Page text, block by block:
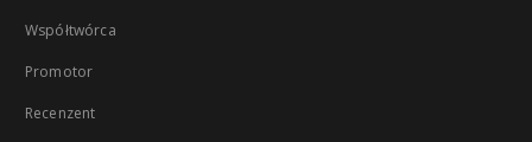
Współtwórca
Promotor
Recenzent